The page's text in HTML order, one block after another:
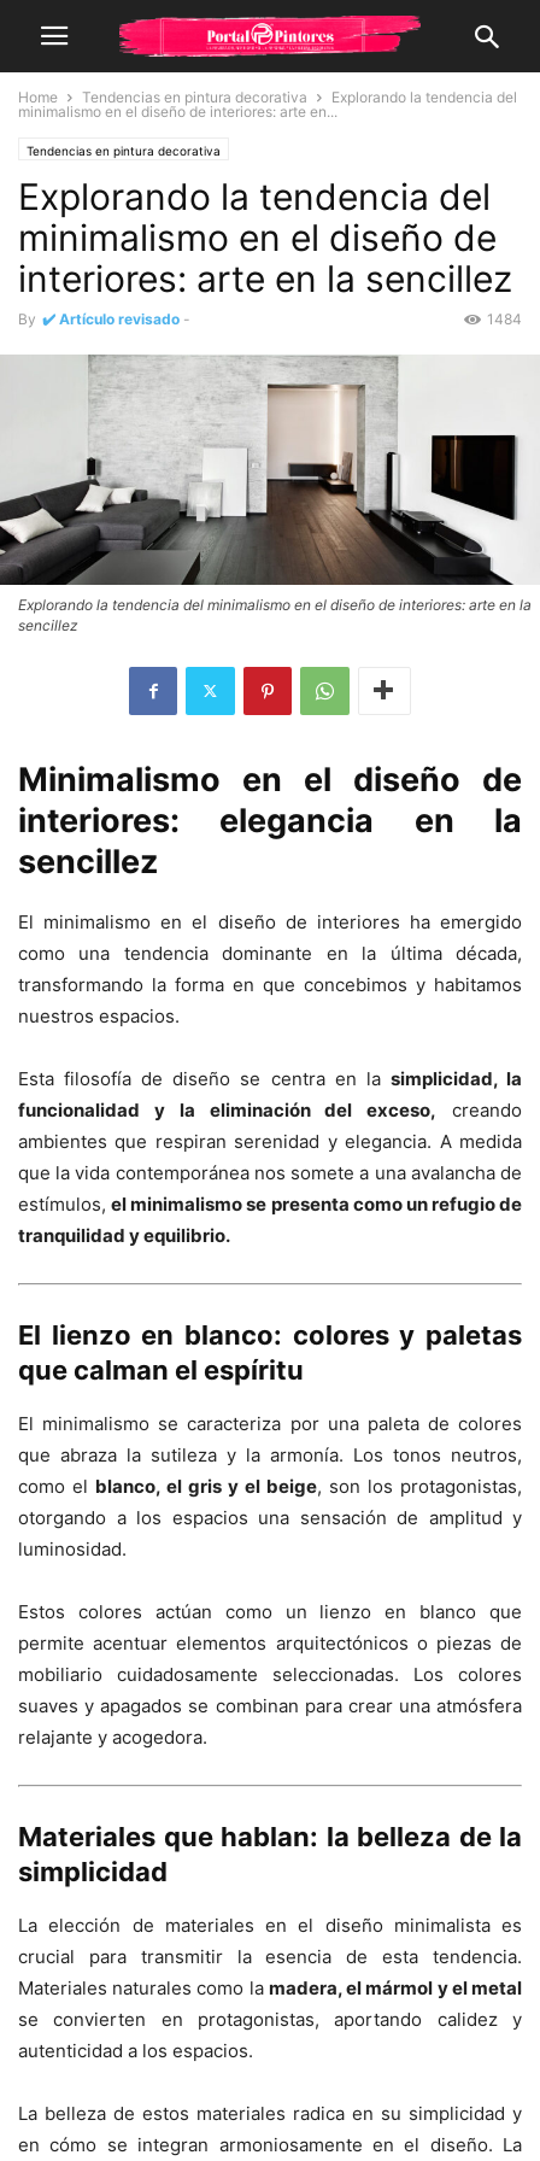
Home Tendencias en pintura decorativa
Explorando la tendencia del
minimalismo en el diseño de interiores: arte en...
Tendencias en pintura decorativa
Explorando la tendencia del
minimalismo en el diseño de
interiores: arte en la sencillez
By ✔️ Artículo revisado - 1484
Explorando la tendencia del minimalismo en el diseño de interiores: arte en la
sencillez
Minimalismo en el diseño de
interiores: elegancia en la
sencillez
El minimalismo en el diseño de interiores ha emergido
como una tendencia dominante en la última década,
transformando la forma en que concebimos y habitamos
nuestros espacios.
Esta filosofía de diseño se centra en la simplicidad, la
funcionalidad y la eliminación del exceso, creando
ambientes que respiran serenidad y elegancia. A medida
que la vida contemporánea nos somete a una avalancha de
estímulos,el minimalismo se presenta como un refugio de
tranquilidad y equilibrio.
El lienzo en blanco: colores y paletas
que calman el espíritu
El minimalismo se caracteriza por una paleta de colores
que abraza la sutileza y la armonía. Los tonos neutros,
como el blanco, el gris y el beige, son los protagonistas,
otorgando a los espacios una sensación de amplitud y
luminosidad.
Estos colores actúan como un lienzo en blanco que
permite acentuar elementos arquitectónicos o piezas de
mobiliario cuidadosamente seleccionadas. Los colores
suaves y apagados se combinan para crear una atmósfera
relajante y acogedora.
Materiales que hablan: la belleza de la
simplicidad
La elección de materiales en el diseño minimalista es
crucial para transmitir la esencia de esta tendencia.
Materiales naturales como la madera, el mármol y el metal
se convierten en protagonistas, aportando calidez y
autenticidad a los espacios.
La belleza de estos materiales radica en su simplicidad y
en cómo se integran armoniosamente en el diseño. La